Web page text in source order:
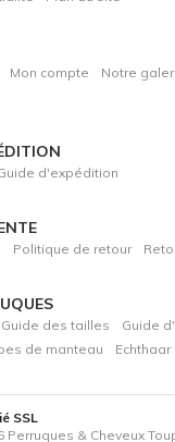
Mon compte
Notre
d'expédition
Politique de retour
Guide des tailles
Guide
de manteau Echthaar
SSL
Perruques & Cheveux